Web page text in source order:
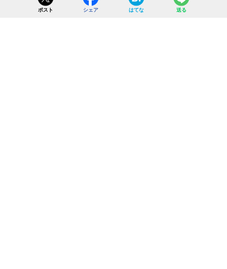
ポスト シェア はてな 送る